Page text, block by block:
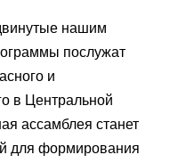
нашим
послужат
и
в Центральной
ассамблея станет
для формирования